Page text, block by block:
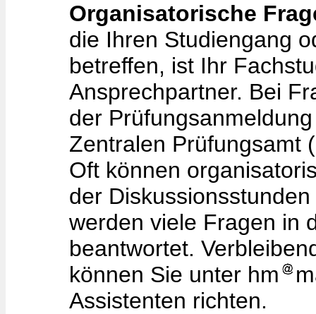
Organisatorische
die Ihren Studiengang
betreffen, ist Ihr
Ansprechpartner. Bei
der
Zentralen Prüfungsamt
Oft können
der
werden viele Fragen in
beantwortet.
können Sie unter hm
Assistenten richten.